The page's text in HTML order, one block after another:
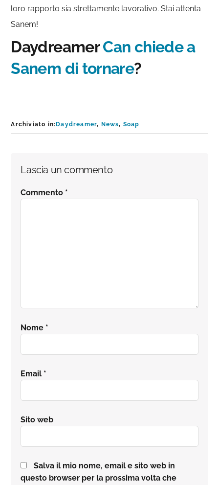
loro rapporto sia strettamente lavorativo. Stai attenta
Sanem!
DaydreamerCan chiede a
Sanem di tornare?
Archiviato in: Daydreamer, News, Soap
Interazioni
del
Lascia un commento
Commento *
Nome *
Email *
Sito web
Salva il mio nome, email e sito web in
questo browser per la prossima volta che